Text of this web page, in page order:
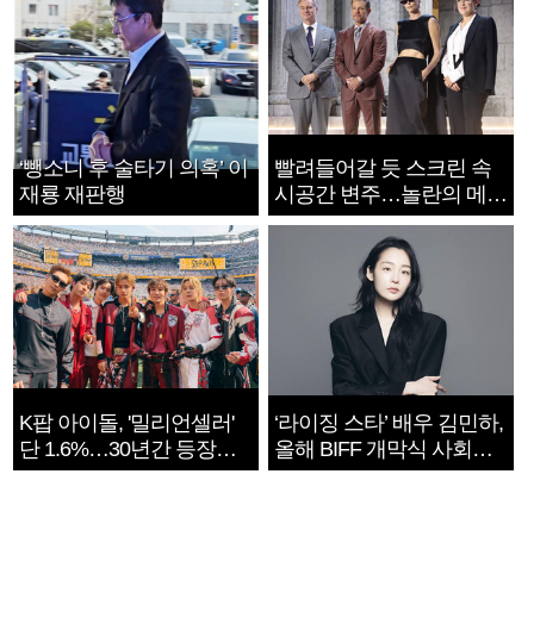
‘뺑소니 후 술타기 의혹’ 이
재룡 재판행
빨려들어갈 듯 스크린 속
시공간 변주…놀란의 메시
지는 ‘전쟁 속죄’
K팝 아이돌, '밀리언셀러'
단 1.6%…30년간 등장
1182개팀 전수조사
‘라이징 스타’ 배우 김민하,
올해 BIFF 개막식 사회자
확정